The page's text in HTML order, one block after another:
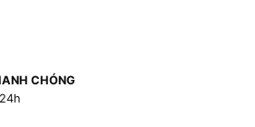
CHÓNG